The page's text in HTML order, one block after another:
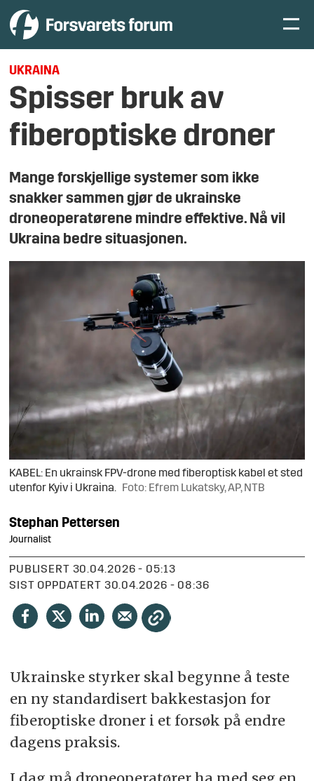
UKRAINA
Spisser bruk av
fiberoptiske droner
Mange forskjellige systemer som ikke
snakker sammen gjør de ukrainske
droneoperatørene mindre effektive. Nå vil
Ukraina bedre situasjonen.
KABEL: En ukrainsk FPV-drone med fiberoptisk kabel et sted
utenfor Kyiv i Ukraina.
Foto: Efrem Lukatsky, AP, NTB
Stephan Pettersen
Journalist
PUBLISERT
30.04.2026 - 05:13
SIST OPPDATERT
30.04.2026 - 08:36
Ukrainske styrker skal begynne å teste
en ny standardisert bakkestasjon for
fiberoptiske droner i et forsøk på endre
dagens praksis.